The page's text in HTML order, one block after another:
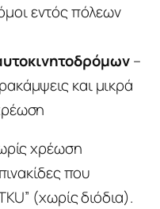
εντός πόλεων
–
και μικρά
χρέωση
που
(χωρίς διόδια).